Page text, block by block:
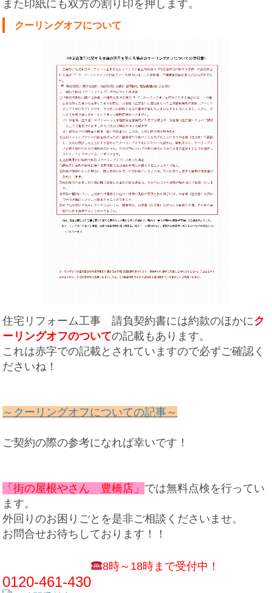
また印紙にも双方の割り印を押します。
クーリングオフについて
住宅リフォーム工事 請負契約書には約款のほかにク
ーリングオフのついての記載もあります。
これは赤字での記載とされていますので必ずご確認く
ださいね！
～クーリングオフについての記事～
ご契約の際の参考になれば幸いです！
「街の屋根やさん 豊橋店」 では無料点検を行ってい
ます。
外回りのお困りごとを是非ご相談くださいませ。
お問合せお待ちしております！！
8時～18時まで受付中！
0120-461-430